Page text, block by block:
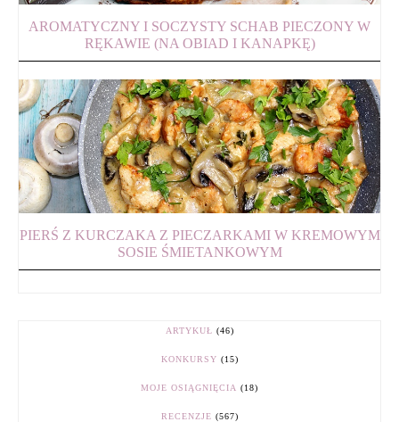
AROMATYCZNY I SOCZYSTY SCHAB PIECZONY W
RĘKAWIE (NA OBIAD I KANAPKĘ)
PIERŚ Z KURCZAKA Z PIECZARKAMI W KREMOWYM
SOSIE ŚMIETANKOWYM
ARTYKUŁ (46)
KONKURSY (15)
MOJE OSIĄGNIĘCIA (18)
RECENZJE (567)